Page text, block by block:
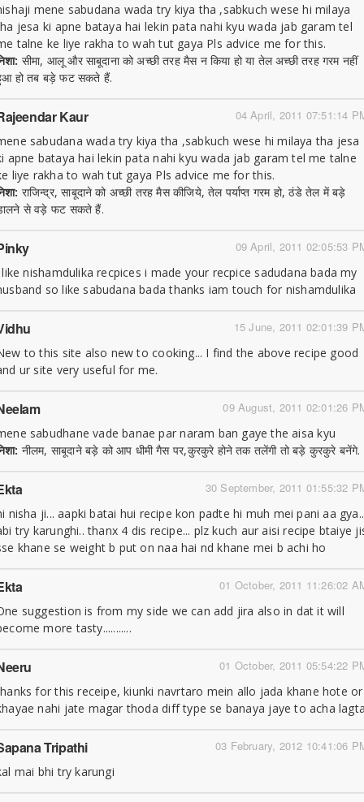
mene sabudana wada try kiya tha ,sabkuch wese hi milaya
jesa ki apne bataya hai lekin pata nahi kyu wada jab garam tel
talne ke liye rakha to wah tut gaya Pls advice me for this.
सीमा, आलू और साबूदाना को अच्छी तरह मैस न किया हो या तेल अच्छी तरह गरम नहीं
हो तब बड़े फट सकते हैं.
04 April, 2011 07:51:14
Kaur
sabudana wada try kiya tha ,sabkuch wese hi milaya tha jesa
apne bataya hai lekin pata nahi kyu wada jab garam tel me talne
liye rakha to wah tut gaya Pls advice me for this.
राजिन्द्र, साबूदाने को अच्छी तरह मैस कीजिये, तेल पर्याप्त गरम हो, ठंडे तेल में बड़े
से वड़े फट सकते हैं.
09 April, 2011 02:05:53
nishamdulika recpices i made your recpice sadudana bada my
so like sabudana bada thanks iam touch for nishamdulika
15 June, 2011 02:01:39
to this site also new to cooking... I find the above recipe good
ur site very useful for me.
09 August, 2011 02:01:26
sabudhane vade banae par naram ban gaye the aisa kyu
नीलम, साबूदाने बड़े को आप धीमी गैस पर,कुरकुरे होने तक तलेंगी तो बड़े कुरकुरे बनेंगे.
30 September, 2011 01:55:32
nisha ji... aapki batai hui recipe kon padte hi muh mei pani aa gya..
try karunghi.. thanx 4 dis recipe... plz kuch aur aisi recipe btaiye
khane se weight b put on naa hai nd khane mei b achi ho
01 October, 2011 11:26:02
suggestion is from my side we can add jira also in dat it will
more tasty...........
01 October, 2011 05:54:22
for this receipe, kiunki navrtaro mein allo jada khane hote or
nahi jate magar thoda diff type se banaya jaye to acha
03 February, 2012 10:41:06
Tripathi
mai bhi try karungi